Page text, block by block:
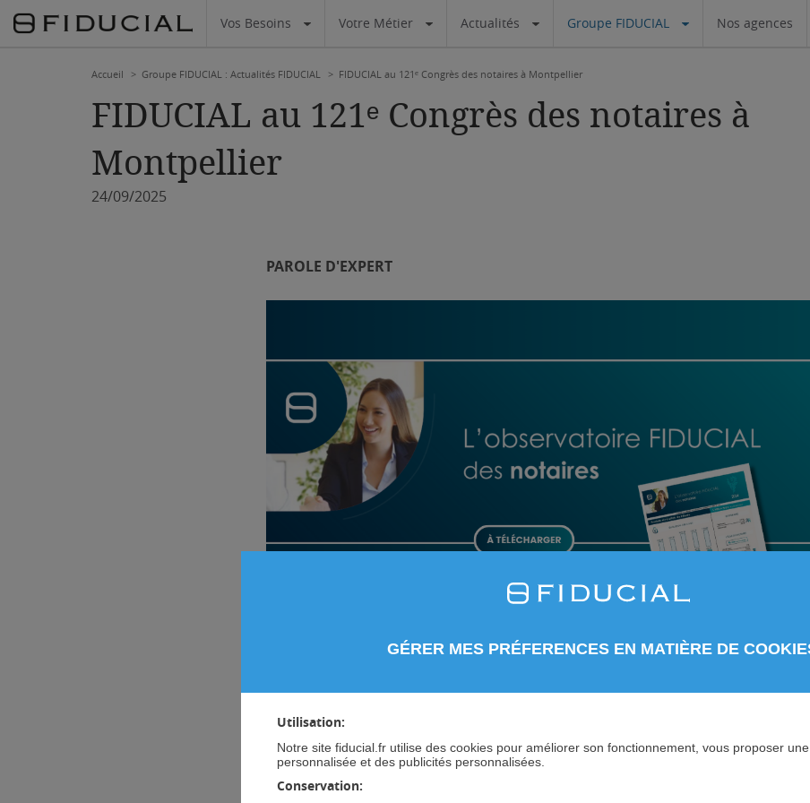
Vos Besoins Votre Métier Actualités Groupe FIDUCIAL Nos agences
Accueil Groupe FIDUCIAL : Actualités FIDUCIAL FIDUCIAL au 121ᵉ Congrès des notaires à Montpellier
FIDUCIAL au 121ᵉ Congrès des notaires à
Montpellier
24/09/2025
PAROLE D'EXPERT
Ce24 septembre
& Créativité notariale : accompagner les tribus d’aujourd’hui!
GÉRER MES PRÉFERENCES EN MATIÈRE DE
Utilisation:
Notre site fiducial.fr utilise des cookies pour améliorer son fonctionnement, vous proposer
personnalisée et des publicités personnalisées.
Conservation: